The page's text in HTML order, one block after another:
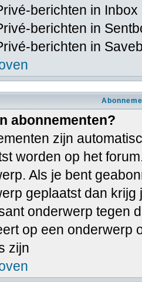
berichten in Inbox
berichten in
berichten in
abonnementen?
zijn
worden op het
Als je bent
geplaatst dan
onderwerp tegen
op een onderwerp
zijn